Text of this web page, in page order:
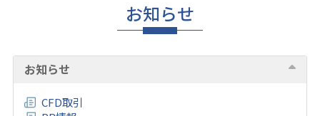
お知らせ
お知らせ
CFD取引